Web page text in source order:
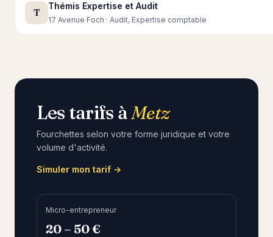
T
Thémis Expertise et Audit
17 Avenue Foch · Audit, Expertise comptable
Les tarifs àMetz
Fourchettes selon votre forme juridique et votre
volume d'activité.
Simuler mon tarif →
Micro-entrepreneur
20 – 50 €